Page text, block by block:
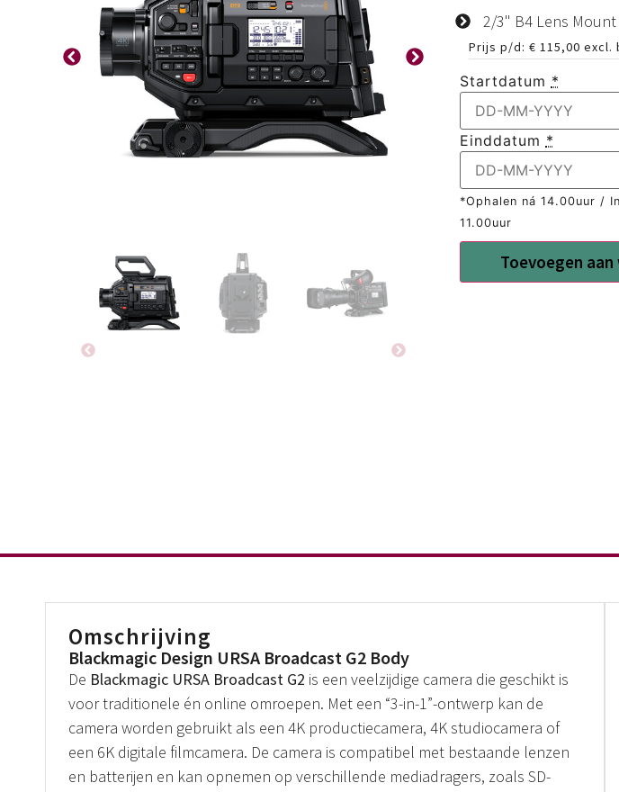
2/3" B4 Lens
Prijs p/d: € 115,00 excl.
Startdatum *
Einddatum *
*Ophalen ná 14.00uur /
11.00uur
Toevoegen
Omschrijving
Blackmagic Design URSA Broadcast G2 Body
De Blackmagic URSA Broadcast G2 is een veelzijdige camera die geschikt is
voor traditionele én online omroepen. Met een “3-in-1”-ontwerp kan de
camera worden gebruikt als een 4K productiecamera, 4K studiocamera of
een 6K digitale filmcamera. De camera is compatibel met bestaande lenzen
en batterijen en kan opnemen op verschillende mediadragers, zoals SD-